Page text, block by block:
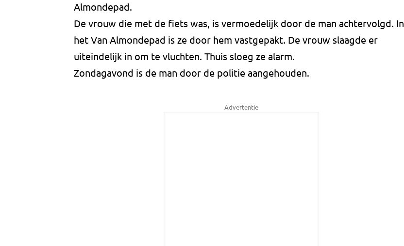
Almondepad.
De vrouw die met de fiets was, is vermoedelijk door de man achtervolgd. In
het Van Almondepad is ze door hem vastgepakt. De vrouw slaagde er
uiteindelijk in om te vluchten. Thuis sloeg ze alarm.
Zondagavond is de man door de politie aangehouden.
Advertentie